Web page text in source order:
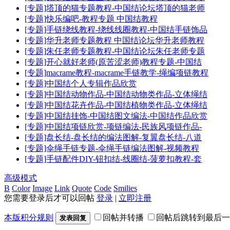
[专题]塔顶的猫专题教程-中国结论坛塔顶的猫老师
[专题]快乐编吧-教程专题 中国结教程
[专题]手链绕线教程-绕线线圈教程-中国结手链饰品
[专题]华升老师专题教程 中国结论坛华升老师教程
[专题]朱任老师专题教程-中国结论坛朱任老师专题
[专题]开心就好老师(原苦涩老师)教程专题-中国结
[专题]macrame教程-macrame手链教学-绳编项链教程
[专题]中国结个人专辑作品欣赏
[专题]中国结动物作品-中国结动物类作品-立体绳结
[专题]中国结花卉作品-中国结植物类作品-立体绳结
[专题]中国结挂饰-中国结图文编法-中国结作品欣赏
[专题]中国结项链欣赏-项链编法-民族风项链作品-
[专题]盘长结-盘长结的编法图解-复翼盘长结-八道
[专题]伞绳手链专题-伞绳手链编法图解-视频教程
[专题]手链配件DIY-钮扣结-线圈结-菠萝扣教程-套
高级模式
B Color Image Link Quote Code Smilies
您需要登录后才可以回帖 登录 | 立即注册
本版积分规则 发表回复 回帖并转播 回帖后跳转到最后